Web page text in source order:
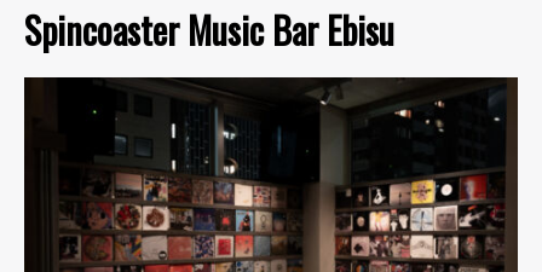
Spincoaster Music Bar Ebisu